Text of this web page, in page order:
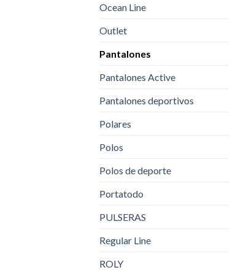
Ocean Line
Outlet
Pantalones
Pantalones Active
Pantalones deportivos
Polares
Polos
Polos de deporte
Portatodo
PULSERAS
Regular Line
ROLY